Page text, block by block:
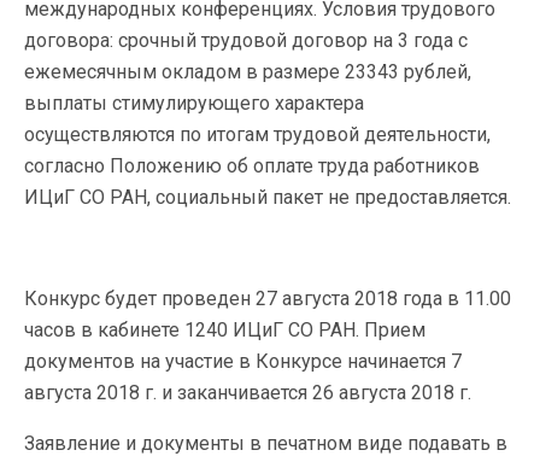
международных конференциях. Условия трудового
договора: срочный трудовой договор на 3 года с
ежемесячным окладом в размере 23343 рублей,
выплаты стимулирующего характера
осуществляются по итогам трудовой деятельности,
согласно Положению об оплате труда работников
ИЦиГ СО РАН, социальный пакет не предоставляется.
Конкурс будет проведен 27 августа 2018 года в 11.00
часов в кабинете 1240 ИЦиГ СО РАН. Прием
документов на участие в Конкурсе начинается 7
августа 2018 г. и заканчивается 26 августа 2018 г.
Заявление и документы в печатном виде подавать в